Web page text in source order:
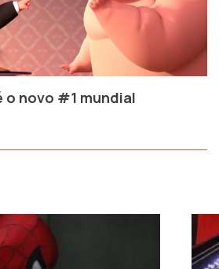
o novo #1 mundial